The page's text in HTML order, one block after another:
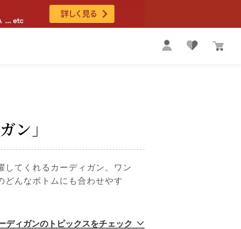
ン」
してくれるカーディガン。ワン
どんなボトムにも合わせやす
ディガンのトピックスをチェック